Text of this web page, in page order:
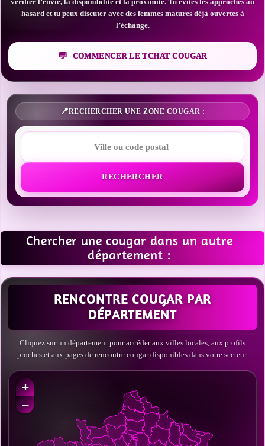
hasard et tu peux discuter avec des femmes matures déjà ouvertes à
l’échange.
COMMENCER LE TCHAT COUGAR
RECHERCHER UNE ZONE COUGAR :
RECHERCHER
Chercher une cougar dans un autre
département :
RENCONTRE COUGAR PAR
DÉPARTEMENT
Cliquez sur un département pour accéder aux villes locales, aux profils
proches et aux pages de rencontre cougar disponibles dans votre secteur.
+
−